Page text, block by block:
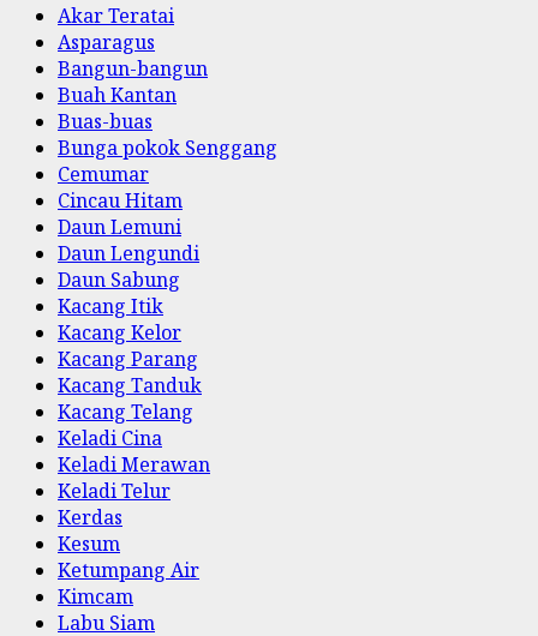
Akar Teratai
Asparagus
Bangun-bangun
Buah Kantan
Buas-buas
Bunga pokok Senggang
Cemumar
Cincau Hitam
Daun Lemuni
Daun Lengundi
Daun Sabung
Kacang Itik
Kacang Kelor
Kacang Parang
Kacang Tanduk
Kacang Telang
Keladi Cina
Keladi Merawan
Keladi Telur
Kerdas
Kesum
Ketumpang Air
Kimcam
Labu Siam